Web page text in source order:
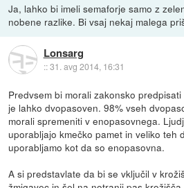
Ja, lahko bi imeli semaforje samo z
nobene razlike. Bi vsaj nekaj malega
Lonsarg
::31. avg 2014, 16:31
Predvsem bi morali zakonsko
je lahko dvopasoven. 98% vseh
morali spremeniti v enopasovnega.
uporabljajo kmečko pamet in veliko teh
uporabljamo kot da so enopasovna.
A si predstavlate da bi se vključil v